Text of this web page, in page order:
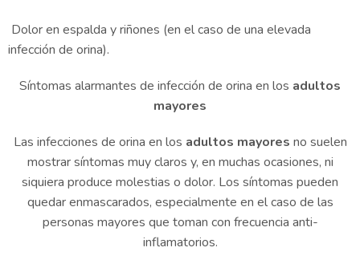
Dolor en espalda y riñones (en el caso de una elevada
infección de orina).
Síntomas alarmantes de infección de orina en los adultos
mayores
Las infecciones de orina en los adultos mayores no suelen
mostrar síntomas muy claros y, en muchas ocasiones, ni
siquiera produce molestias o dolor. Los síntomas pueden
quedar enmascarados, especialmente en el caso de las
personas mayores que toman con frecuencia anti-
inflamatorios.